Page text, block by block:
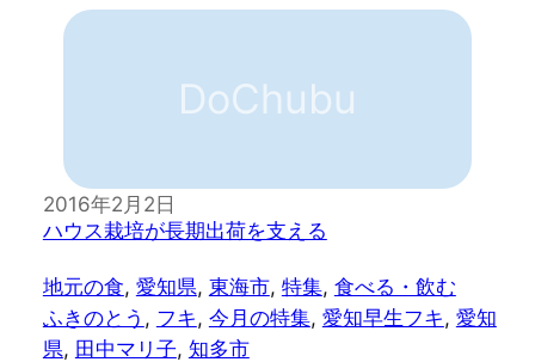
DoChubu
2016年2月2日
ハウス栽培が長期出荷を支える
地元の食, 愛知県, 東海市, 特集, 食べる・飲む
ふきのとう , フキ, 今月の特集, 愛知早生フキ, 愛知
県, 田中マリ子, 知多市